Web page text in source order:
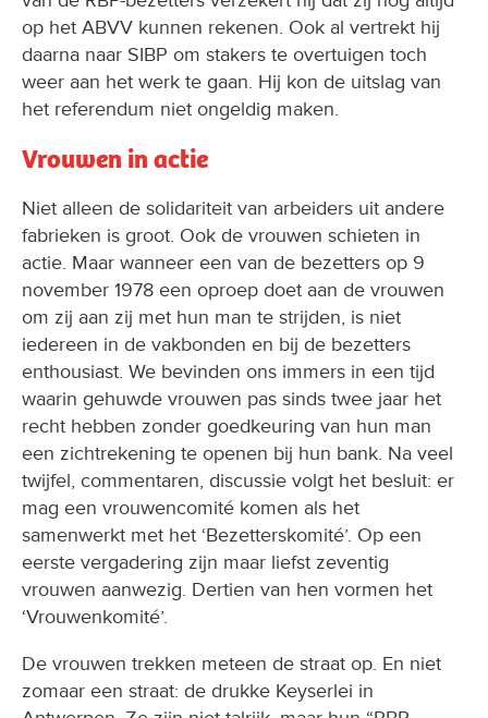
daarna naar SIBP om stakers te overtuigen toch
weer aan het werk te gaan. Hij kon de uitslag van
het referendum niet ongeldig maken.
Vrouwen in actie
Niet alleen de solidariteit van arbeiders uit andere
actie. Maar wanneer een van de bezetters op 9
november 1978 een oproep doet aan de vrouwen
om zij aan zij met hun man te strijden, is niet
iedereen in de vakbonden en bij de bezetters
enthousiast. We bevinden ons immers in een tijd
waarin gehuwde vrouwen pas sinds twee jaar het
recht hebben zonder goedkeuring van hun man
een zichtrekening te openen bij hun bank. Na veel
twijfel, commentaren, discussie volgt het besluit: er
mag een vrouwencomité komen als het
samenwerkt met het ‘Bezetterskomité’. Op een
eerste vergadering zijn maar liefst zeventig
vrouwen aanwezig. Dertien van hen vormen het
‘Vrouwenkomité’.
De vrouwen trekken meteen de straat op. En niet
Antwerpen. Ze zijn niet talrijk, maar hun “RBP
open!” is te horen tot aan het Centraal Station. Er